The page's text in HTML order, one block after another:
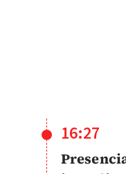
16:27